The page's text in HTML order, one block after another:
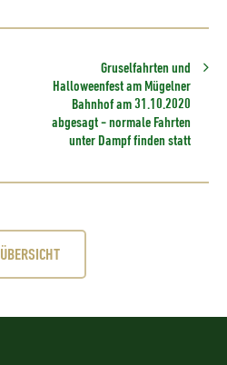
Gruselfahrten und
Halloweenfest am Mügelner
Bahnhof am 31.10.2020
abgesagt - normale Fahrten
unter Dampf finden statt
ÜBERSICHT